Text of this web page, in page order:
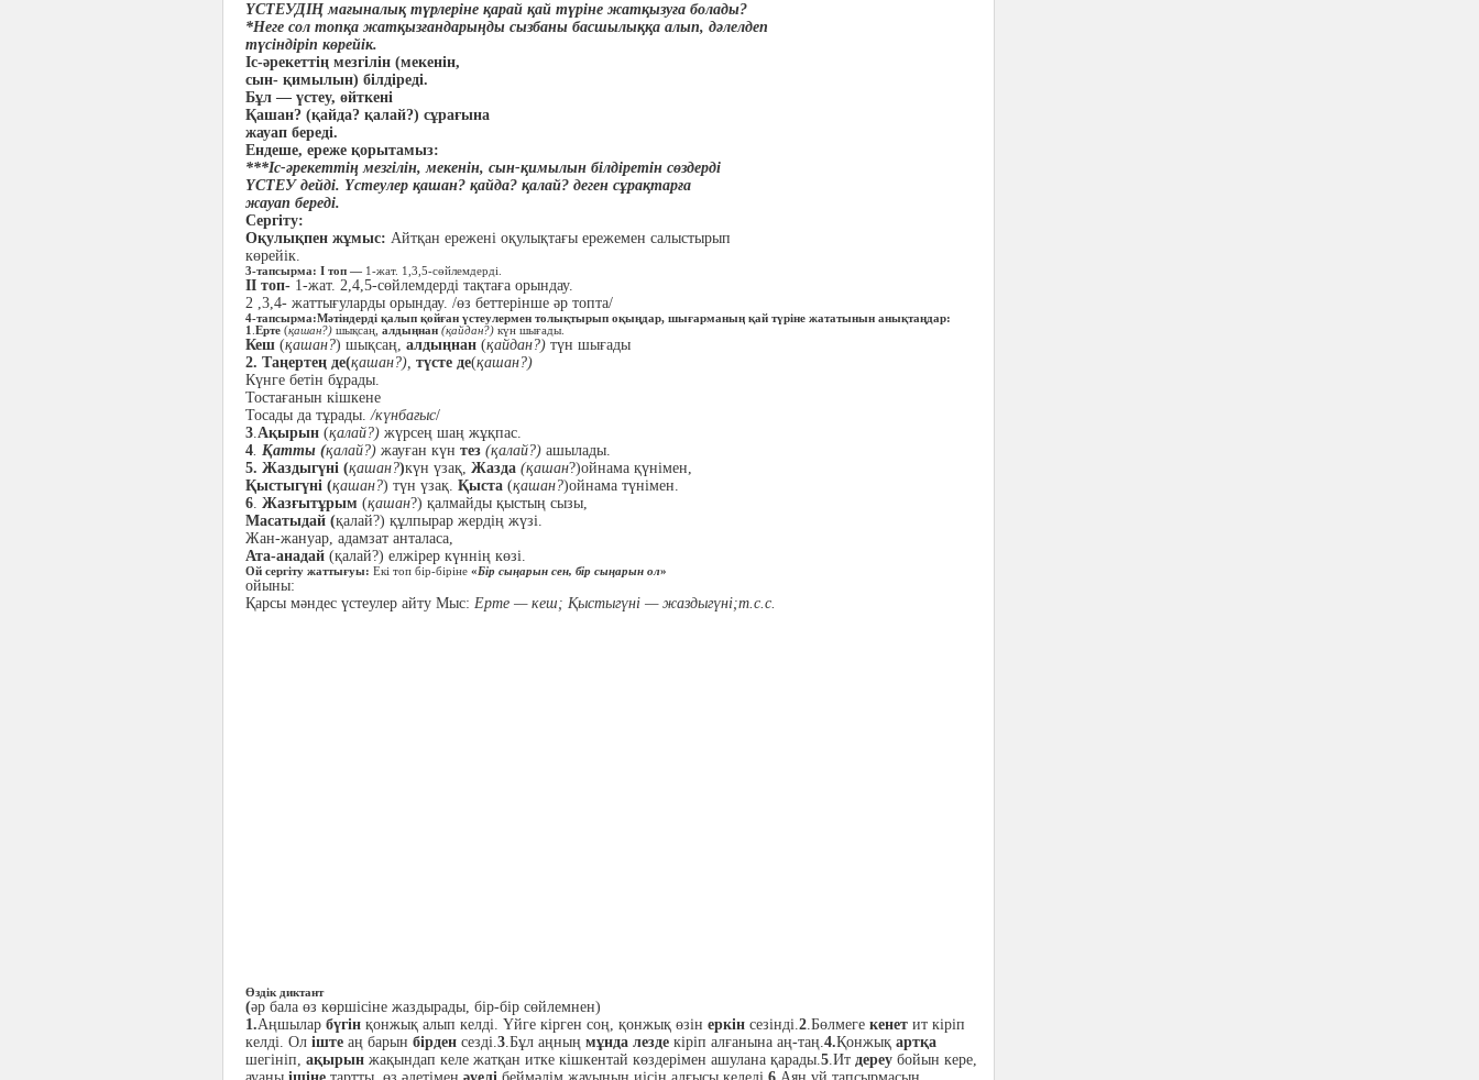
ҮСТЕУДІҢ мағыналық түрлеріне қарай қай түріне жатқызуға болады?
*Неге сол топқа жатқызғандарыңды сызбаны басшылыққа алып, дәлелдеп
түсіндіріп көрейік.
Іс-әрекеттің мезгілін (мекенін,
сын- қимылын) білдіреді.
Бұл — үстеу, өйткені
Қашан? (қайда? қалай?) сұрағына
жауап береді.
Ендеше, ереже қорытамыз:
***Іс-әрекеттің мезгілін, мекенін, сын-қимылын білдіретін сөздерді
ҮСТЕУ дейді. Үстеулер қашан? қайда? қалай? деген сұрақтарға
жауап береді.
Сергіту:
Оқулықпен жұмыс: Айтқан ережені оқулықтағы ережемен салыстырып
көрейік.
3-тапсырма: І топ — 1-жат. 1,3,5-сөйлемдерді.
ІІ топ- 1-жат. 2,4,5-сөйлемдерді тақтаға орындау.
2 ,3,4- жаттығуларды орындау. /өз беттерінше әр топта/
4-тапсырма:Мәтіндерді қалып қойған үстеулермен толықтырып оқыңдар, шығарманың қай түріне жататынын анықтаңдар:
1 Ерте (қашан?) шықсаң, алдыңнан (қайдан?) күн шығады.
Кеш (қашан?) шықсаң, алдыңнан (қайдан?) түн шығады
2. Таңертең де(қашан?), түсте де(қашан?)
Күнге бетін бұрады.
Тостағанын кішкене
Тосады да тұрады./күнбағыс/
3.Ақырын (қалай?) жүрсең шаң жұқпас.
4. Қатты (қалай?) жауған күн тез (қалай?) ашылады.
5. Жаздыгүні (қашан?)күн үзақ, Жазда (қашан?)ойнама қүнімен,
Қыстыгүні (қашан?) түн үзақ. Қыста (қашан?)ойнама түнімен.
6. Жазғытұрым (қашан?) қалмайды қыстың сызы,
Масатыдай (қалай?) құлпырар жердің жүзі.
Жан-жануар, адамзат анталаса,
Ата-анадай (қалай?) елжірер күннің көзі.
Ой сергіту жаттығуы: Екі топ бір-біріне «Бір сыңарын сен, бір сыңарын ол»
ойыны:
Қарсы мәндес үстеулер айту Мыс: Ерте — кеш; Қыстыгүні — жаздыгүні;т.с.с.
Өздік диктант
(әр бала өз көршісіне жаздырады, бір-бір сөйлемнен)
1.Аңшылар бүгін қонжық алып келді. Үйге кірген соң, қонжық өзін еркін сезінді.2.Бөлмеге кенет ит кіріп
келді. Ол іште аң барын бірден сезді.3.Бұл аңның мұнда лезде кіріп алғанына аң-таң.4.Қонжық артқа
шегініп, ақырын жақындап келе жатқан итке кішкентай көздерімен ашулана қарады.5.Ит дереу бойын кере,